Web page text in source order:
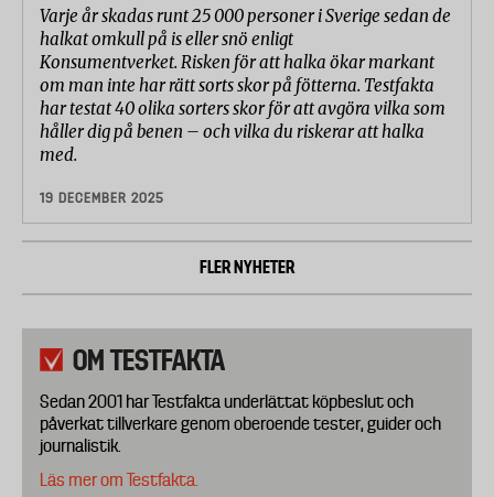
Varje år skadas runt 25 000 personer i Sverige sedan de
halkat omkull på is eller snö enligt
Konsumentverket. Risken för att halka ökar markant
om man inte har rätt sorts skor på fötterna. Testfakta
har testat 40 olika sorters skor för att avgöra vilka som
håller dig på benen – och vilka du riskerar att halka
med.
19 DECEMBER 2025
FLER NYHETER
OM TESTFAKTA
Sedan 2001 har Testfakta underlättat köpbeslut och
påverkat tillverkare genom oberoende tester, guider och
journalistik.
Läs mer om Testfakta.